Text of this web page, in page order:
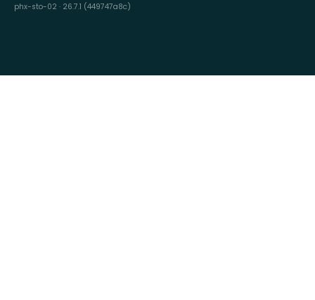
phx-sto-02 · 26.7.1 (449747a8c)